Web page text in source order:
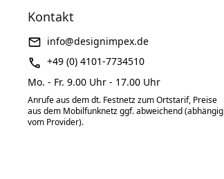
Kontakt
info@designimpex.de
+49 (0) 4101-7734510
Mo. - Fr. 9.00 Uhr - 17.00 Uhr
Anrufe aus dem dt. Festnetz zum Ortstarif, Preise
aus dem Mobilfunknetz ggf. abweichend (abhängig
vom Provider).